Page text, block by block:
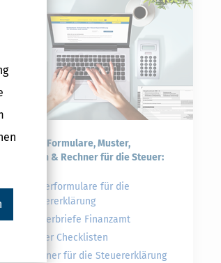
Formulare, Muster,
Checklisten & Rechner für die Steuer:
Steuerformulare für die
Steuererklärung
Musterbriefe Finanzamt
Steuer Checklisten
Rechner für die Steuererklärung